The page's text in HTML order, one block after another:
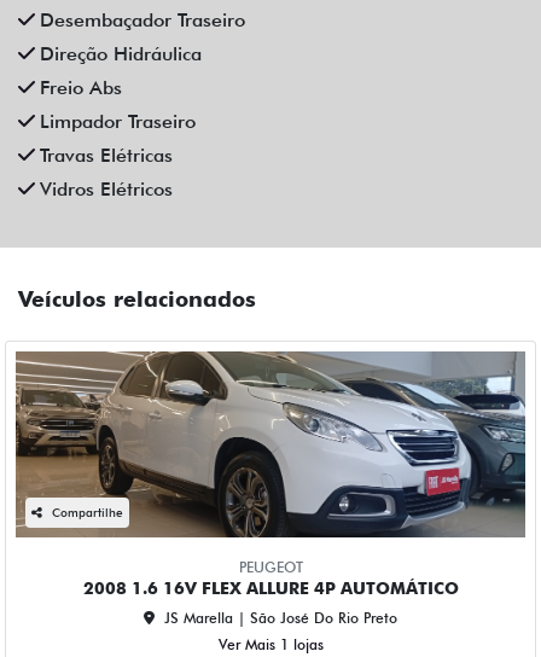
Desembaçador Traseiro
Direção Hidráulica
Freio Abs
Limpador Traseiro
Travas Elétricas
Vidros Elétricos
Veículos relacionados
Compartilhe
PEUGEOT
2008 1.6 16V FLEX ALLURE 4P AUTOMÁTICO
JS Marella | São José Do Rio Preto
Ver Mais 1 lojas